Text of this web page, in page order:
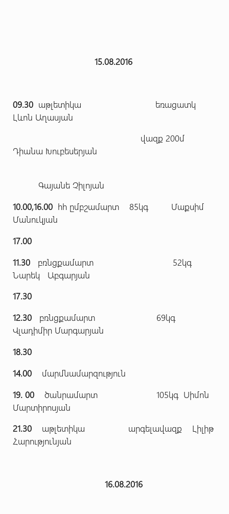
15.08.2016
09.30աթլետիկա եռացատկ
Լևոն Աղասյան
վազք 200մ
Դիանա Խուբեսերյան
Գայանե Չիլոյան
10.00,16.00հհ ըմբշամարտ 85կգ Մաքսիմ
Մանուկյան
17.00
11.30բռնցքամարտ 52կգ
Նարեկ Աբգարյան
17.30
12.30բռնցքամարտ 69կգ
Վլադիմիր Մարգարյան
18.30
14.00մարմնամարզություն
19. 00ծանրամարտ 105կգ Սիմոն
Մարտիրոսյան
21.30աթլետիկա արգելավազք Լիլիթ
Հարությունյան
16.08.2016